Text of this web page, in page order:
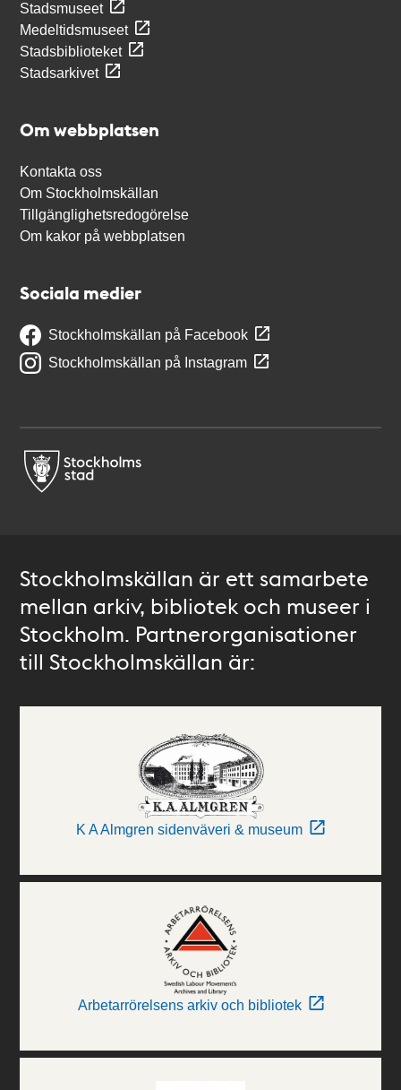
Stadsmuseet
Medeltidsmuseet
Stadsbiblioteket
Stadsarkivet
Om webbplatsen
Kontakta oss
Om Stockholmskällan
Tillgänglighetsredogörelse
Om kakor på webbplatsen
Sociala medier
Stockholmskällan på Facebook
Stockholmskällan på Instagram
Stockholmskällan är ett samarbete
mellan arkiv, bibliotek och museer i
Stockholm. Partnerorganisationer
till Stockholmskällan är:
K A Almgren sidenväveri & museum
Arbetarrörelsens arkiv och bibliotek